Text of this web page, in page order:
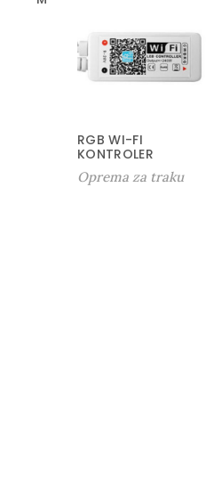
RGB WI-FI
KONTROLER
Oprema za traku